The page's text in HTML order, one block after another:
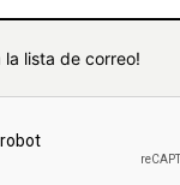
la lista de correo!